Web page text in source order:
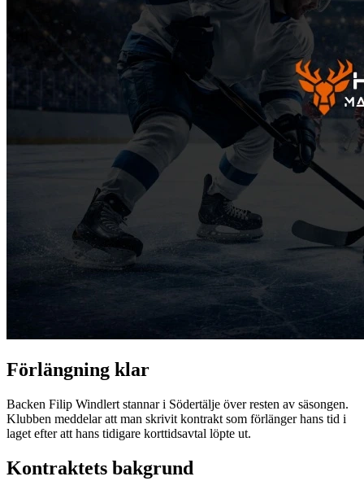
Förlängning klar
Backen Filip Windlert stannar i Södertälje över resten av säsongen.
Klubben meddelar att man skrivit kontrakt som förlänger hans tid i
laget efter att hans tidigare korttidsavtal löpte ut.
Kontraktets bakgrund